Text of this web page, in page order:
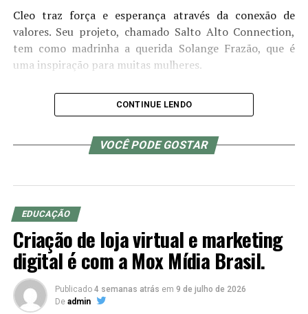
Cleo traz força e esperança através da conexão de
valores. Seu projeto, chamado Salto Alto Connection,
tem como madrinha a querida Solange Frazão, que é
uma inspiração para muitas mulheres.
Cleo Pillon – Crédito da Foto: Divulgação
CONTINUE LENDO
VOCÊ PODE GOSTAR
EDUCAÇÃO
Criação de loja virtual e marketing
digital é com a Mox Mídia Brasil.
Publicado 4 semanas atrás em 9 de julho de 2026
De admin